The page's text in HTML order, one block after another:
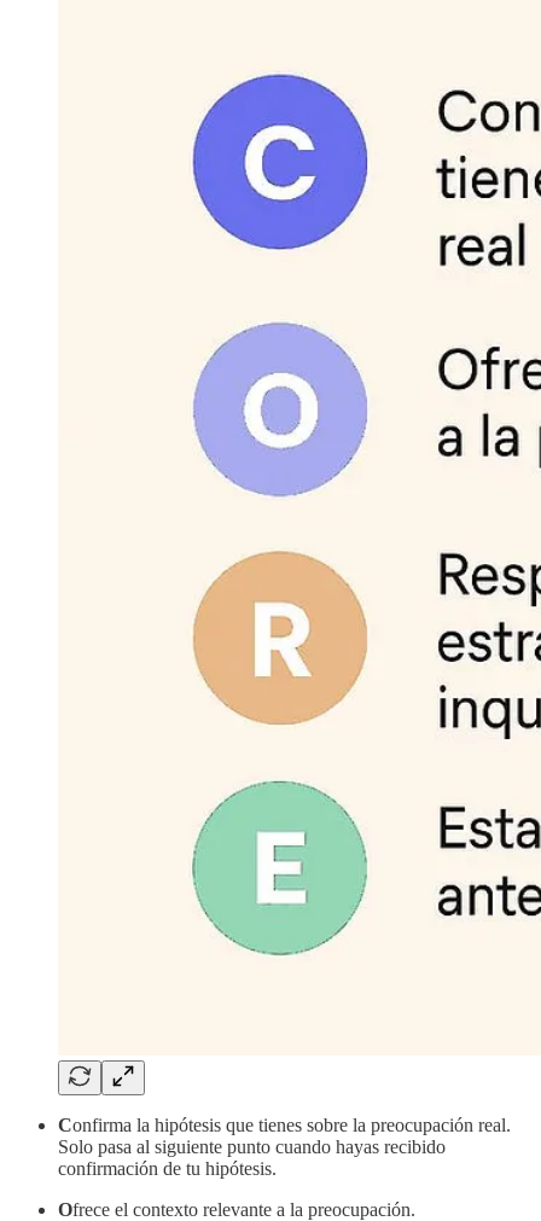
Confirma la hipótesis que tienes sobre la preocupación real.
Solo pasa al siguiente punto cuando hayas recibido
confirmación de tu hipótesis.
Ofrece el contexto relevante a la preocupación.